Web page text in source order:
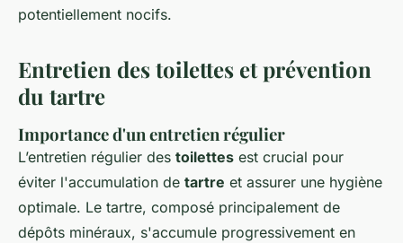
potentiellement nocifs.
Entretien des toilettes et prévention
du tartre
Importance d'un entretien régulier
L’entretien régulier des toilettes est crucial pour
éviter l'accumulation de tartre et assurer une hygiène
optimale. Le tartre, composé principalement de
dépôts minéraux, s'accumule progressivement en